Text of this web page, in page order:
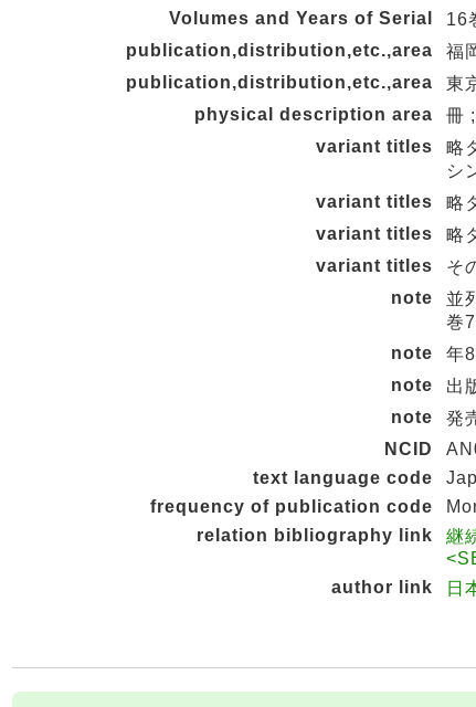
Volumes and Years of Serial
16
publication,distribution,etc.,area
福
publication,distribution,etc.,area
東
physical description area
冊
variant titles
略
シ
variant titles
略
variant titles
略
variant titles
そ
note
並
巻
note
年
note
出
note
発
NCID
text language code
frequency of publication code
relation bibliography link
継
author link
日